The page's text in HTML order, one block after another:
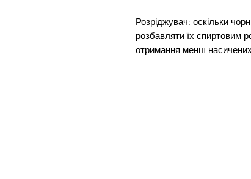
Розріджувач: оскільки
розбавляти їх спиртовим
отримання менш насичених